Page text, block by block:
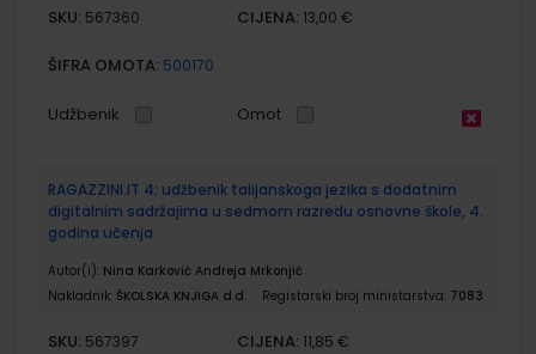
SKU: 567360 CIJENA: 13,00 €
ŠIFRA OMOTA: 500170
Udžbenik Omot
RAGAZZINI.IT 4; udžbenik talijanskoga jezika s dodatnim
digitalnim sadržajima u sedmom razredu osnovne škole, 4.
godina učenja
Autor(i): Nina Karković Andreja Mrkonjić
Nakladnik: ŠKOLSKA KNJIGA d.d. Registarski broj ministarstva: 7083
SKU: 567397 CIJENA: 11,85 €